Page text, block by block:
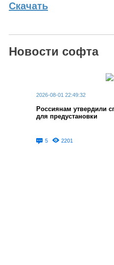
Скачать
Новости софта
2026-08-01 22:49:32
Россиянам утвердили
для предустановки
5 2201